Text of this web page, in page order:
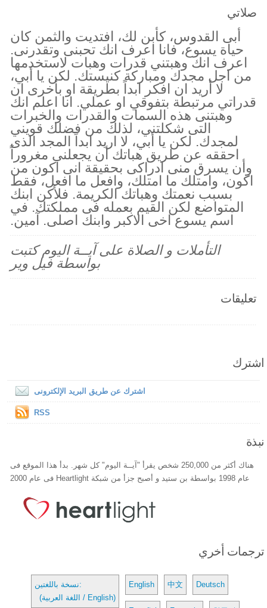
صلاتي
أبى القدوس، كأبن لك، افتديت والثمن كان
حياة يسوع، فانا اعرف انك تحبنى وتقدرنى.
اعرف انك وهبتني قدرات وهبات لاستخدمها
من اجل مجدك ومباركة كنيستك. لكن يا أبي،
لا أريد ان افكر ابداً بطريقة او بأخرى ان
قدراتي مرتبطة بتفوقي او عملي. انا اعلم انك
وهبتنى هذه السمات والقدرات والخبرات
التى شكلتني، لذلك من فضلك قويني
لمجدك. لكن يا أبي، لا اريد ابداً المجد الذى
احققه عن طريق هباتك أن يجعلني مغروراً
وأن يسرق منى ادراكى بحقيقة انى اكون من
اكون، وامتلك ما امتلك، وافعل ما افعل، فقط
بسبب نعمتك وهباتك الكريمة. فلأكن ابنك
المتواضع لكن القيم بعمله فى مملكتك. في
اسم يسوع اخى الاكبر وابنك اصلى. آمين.
التأملات و الصلاة على آيــة اليوم كتبت
بواسطة فيل وير
تعليقات
اشترك
اشترك عن طريق البريد الإلكترونى
RSS
نبذة
هناك أكثر من 250,000 شخص يقرأ "آيــة اليوم" كل شهر. بدأ هذا الموقع فى
عام 1998 بواسطة بن ستيد و أصبح جزأ من شبكة Heartlight فى عام 2000
ترجمات أخري
نسخة باللغتين:
(اللغة العربية / English)
English 中文 Deutsch